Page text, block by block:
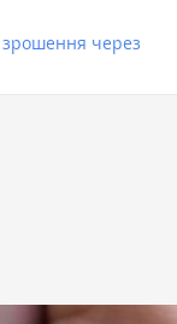
зрошення через